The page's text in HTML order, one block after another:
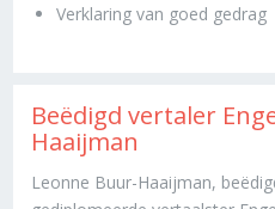
Verklaring van goed gedrag
Beëdigd vertaler
Haaijman
Leonne Buur-Haaijman,